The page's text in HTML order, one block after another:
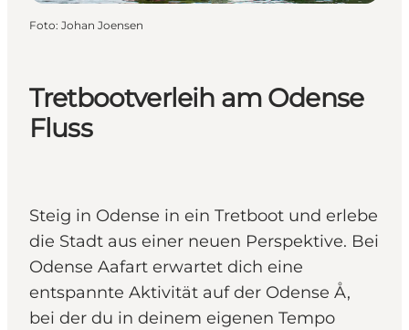
Tretbootverleih am Odense
Fluss
Steig in Odense in ein Tretboot und erlebe
die Stadt aus einer neuen Perspektive. Bei
Odense Aafart erwartet dich eine
entspannte Aktivität auf der Odense Å,
bei der du in deinem eigenen Tempo
Foto: Johan Joensen